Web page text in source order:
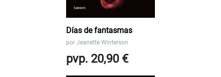
Días de fantasmas
por Jeanette Winterson
pvp. 20,90 €